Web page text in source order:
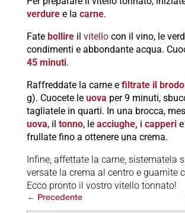
verdure e la carne.
Fate bollire il vitellocon il vino, le
condimenti e abbondante acqua.
45 minuti.
Raffreddate la carne efiltrate il brodo
g). Cuocete le uova per 9 minuti,
tagliatele in quarti. In una brocca,
uova, il tonno, le acciughe, i capperi e
frullate fino a ottenere una crema.
Infine, affettate la carne, sistematela
versate la crema al centro e guarnite
Ecco pronto il vostro vitello tonnato!
← Precedente